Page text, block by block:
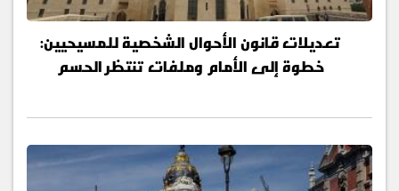
تعديلات قانون الأحوال الشخصية للمسيحيين:
خطوة إلى الأمام وملفات تنتظر الحسم